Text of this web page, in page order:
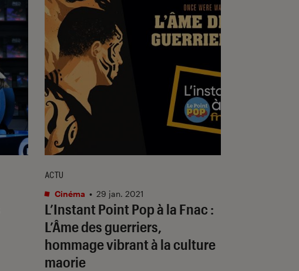
L’Instant Point Pop à la Fnac :
L’Âme des guerriers,
hommage vibrant à la culture
maorie
ACTU
Cinéma • 29 jan. 2021